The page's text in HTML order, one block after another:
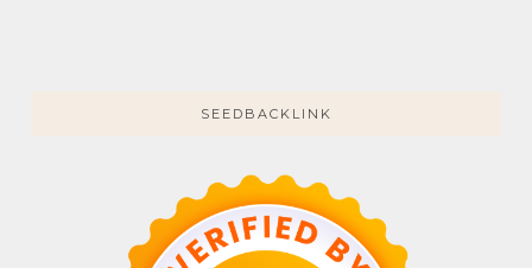
SEEDBACKLINK